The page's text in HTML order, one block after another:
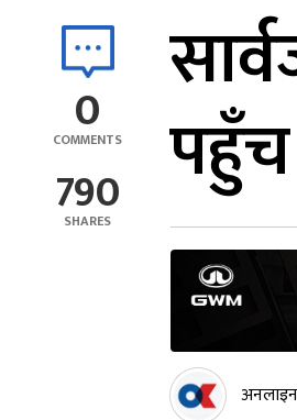
0
COMMENTS
790
SHARES